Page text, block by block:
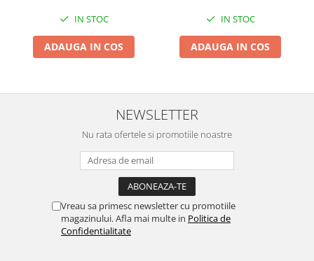
Masini batut stalpi
Pentru Casa si Camping
Pirostrii si accesorii pentru gatit
Plite & aragaze
Prelungitoare & cabluri electrice
IN STOC
ADAUGA IN COS
IN STOC
ADAUGA IN COS
NEWSLETTER
Nu rata ofertele si promotiile noastre
Vreau sa primesc newsletter cu promotiile
magazinului. Afla mai multe in Politica de
Confidentialitate